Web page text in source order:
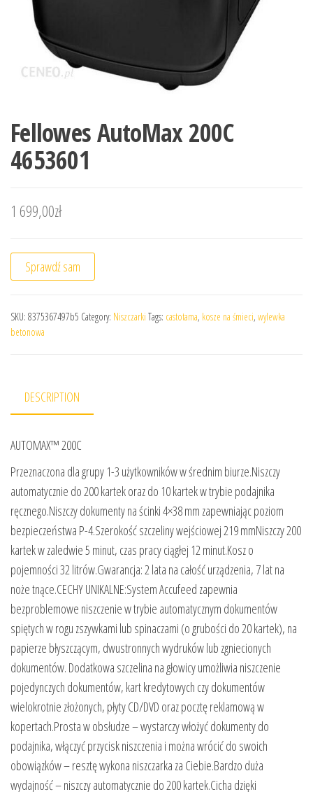
Fellowes AutoMax 200C
4653601
1 699,00zł
Sprawdź sam
SKU: 8375367497b5 Category: Niszczarki Tags: castotama, kosze na śmieci, wylewka
betonowa
DESCRIPTION
AUTOMAX™ 200C
Przeznaczona dla grupy 1-3 użytkowników w średnim biurze.Niszczy
automatycznie do 200 kartek oraz do 10 kartek w trybie podajnika
ręcznego.Niszczy dokumenty na ścinki 4×38 mm zapewniając poziom
bezpieczeństwa P-4.Szerokość szczeliny wejściowej 219 mmNiszczy 200
kartek w zaledwie 5 minut, czas pracy ciągłej 12 minut.Kosz o
pojemności 32 litrów.Gwarancja: 2 lata na całość urządzenia, 7 lat na
noże tnące.CECHY UNIKALNE:System Accufeed zapewnia
bezproblemowe niszczenie w trybie automatycznym dokumentów
spiętych w rogu zszywkami lub spinaczami (o grubości do 20 kartek), na
papierze błyszczącym, dwustronnych wydruków lub zgniecionych
dokumentów. Dodatkowa szczelina na głowicy umożliwia niszczenie
pojedynczych dokumentów, kart kredytowych czy dokumentów
wielokrotnie złożonych, płyty CD/DVD oraz pocztę reklamową w
kopertach.Prosta w obsłudze – wystarczy włożyć dokumenty do
podajnika, włączyć przycisk niszczenia i można wrócić do swoich
obowiązków – resztę wykona niszczarka za Ciebie.Bardzo duża
wydajność – niszczy automatycznie do 200 kartek.Cicha dzięki